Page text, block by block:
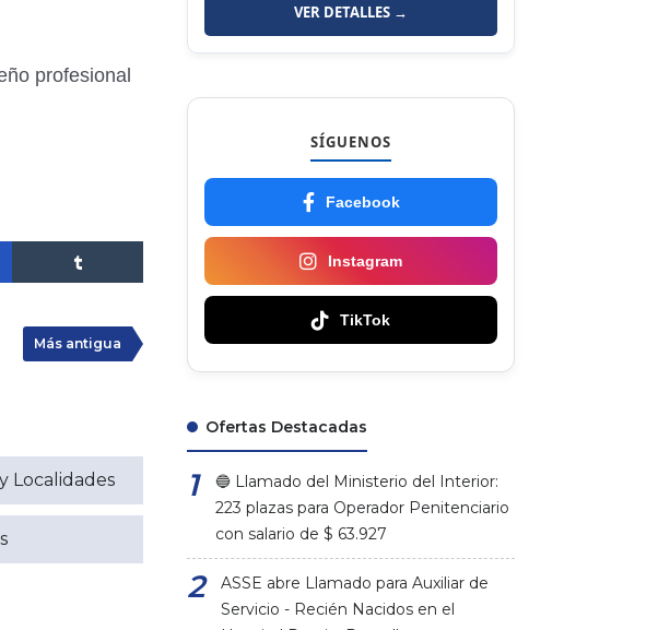
profesional
Más antigua
Localidades
VER DETALLES →
SÍGUENOS
Facebook
Instagram
TikTok
Ofertas Destacadas
🔵 Llamado del Ministerio del Interior:
223 plazas para Operador Penitenciario
con salario de $ 63.927
ASSE abre Llamado para Auxiliar de
Servicio - Recién Nacidos en el